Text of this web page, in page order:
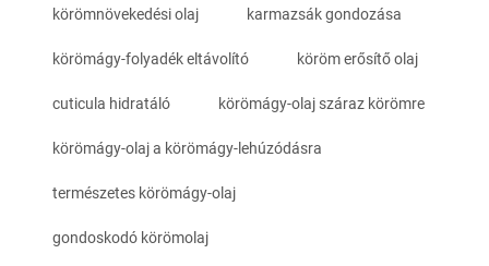
körömnövekedési olaj karmazsák gondozása
körömágy-folyadék eltávolító köröm erősítő olaj
cuticula hidratáló körömágy-olaj száraz körömre
körömágy-olaj a körömágy-lehúzódásra
természetes körömágy-olaj
gondoskodó körömolaj